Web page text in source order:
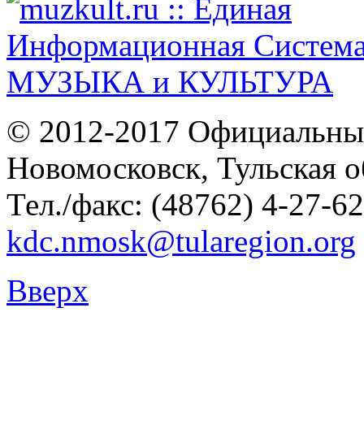
© 2012-2017
Новомосковск, Тульская
Тел./факс: (48762) 4-27-
kdc.nmosk@tularegion.org
Вверх